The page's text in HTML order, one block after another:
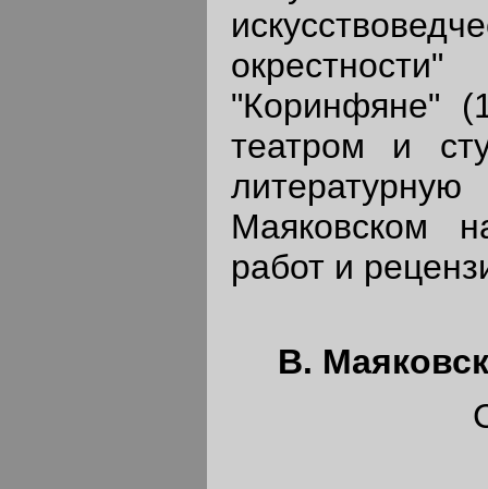
"Коринфяне"
театром и
Маяковском
работ и
В.